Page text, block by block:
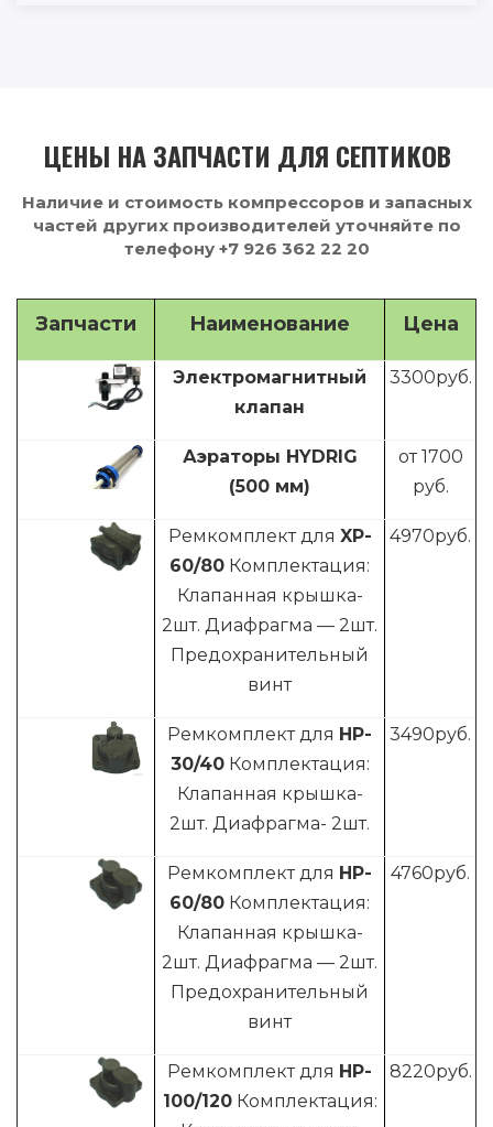
ЦЕНЫ НА ЗАПЧАСТИ ДЛЯ СЕПТИКОВ
Наличие и стоимость компрессоров и запасных
частей других производителей уточняйте по
телефону +7 926 362 22 20
Запчасти Наименование Цена
Электромагнитный
клапан
3300руб.
Аэраторы HYDRIG
(500 мм)
от 1700
руб.
Ремкомплект для XP-
60/80 Комплектация:
Клапанная крышка-
2шт. Диафрагма — 2шт.
Предохранительный
винт
4970руб.
Ремкомплект для HP-
30/40Комплектация:
Клапанная крышка-
2шт. Диафрагма- 2шт.
3490руб.
Ремкомплект для HP-
60/80 Комплектация:
Клапанная крышка-
2шт. Диафрагма — 2шт.
Предохранительный
винт
4760руб.
Ремкомплект для HP-
100/120Комплектация:
8220руб.